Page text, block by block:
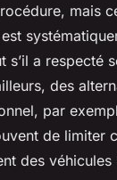
mais
s’il a respecté
des
par
de limiter
des